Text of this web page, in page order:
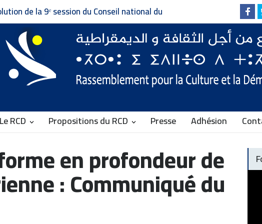
Invitation à la presse - دعوة إلى وسائل الإعلام Faire vivre le pluralisme,
Communiqué du RCD
Le RCD Propositions du RCD Presse Adhésion
en profondeur de
: Communiqué du